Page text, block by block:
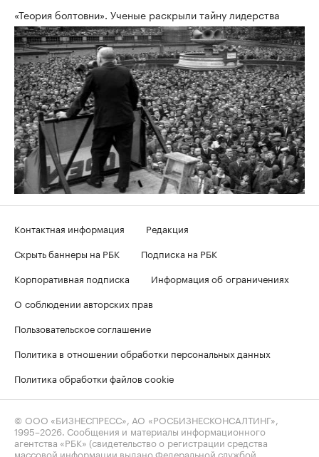
«Теория болтовни». Ученые раскрыли тайну лидерства
Контактная информация
Редакция
Скрыть баннеры на РБК
Подписка на РБК
Корпоративная подписка
Информация об ограничениях
О соблюдении авторских прав
Пользовательское соглашение
Политика в отношении обработки персональных данных
Политика обработки файлов cookie
© ООО «БИЗНЕСПРЕСС», АО «РОСБИЗНЕСКОНСАЛТИНГ»,
1995–2026. Сообщения и материалы информационного
агентства «РБК» (свидетельство о регистрации средства
массовой информации выдано Федеральной службой